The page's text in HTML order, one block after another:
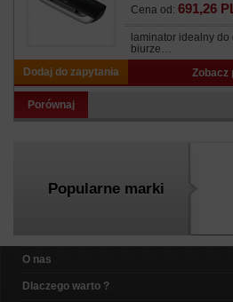
Cena od: 691,26
laminator idealny
biurze…
Dodaj do zapytania
Zobacz
Porównaj
Popularne marki
O nas
Dlaczego warto ?